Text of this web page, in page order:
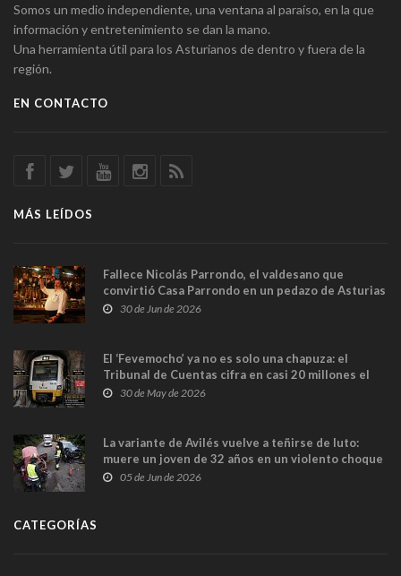
Somos un medio independiente, una ventana al paraíso, en la que
información y entretenimiento se dan la mano.
Una herramienta útil para los Asturianos de dentro y fuera de la
región.
EN CONTACTO
MÁS LEÍDOS
Fallece Nicolás Parrondo, el valdesano que
convirtió Casa Parrondo en un pedazo de Asturias
en Madrid
30 de Jun de 2026
El ‘Fevemocho’ ya no es solo una chapuza: el
Tribunal de Cuentas cifra en casi 20 millones el
sobrecoste de los trenes que no cabían por los
30 de May de 2026
La variante de Avilés vuelve a teñirse de luto:
muere un joven de 32 años en un violento choque
frontal
05 de Jun de 2026
CATEGORÍAS